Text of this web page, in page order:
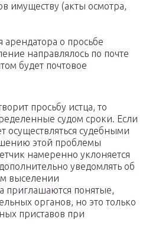
имуществу (акты осмотра,
о просьбе
направлялось по почте
будет почтовое
просьбу истца, то
судом сроки. Если
осуществляться судебными
этой проблемы
намеренно уклоняется
уведомлять об
выселении
приглашаются понятые,
органов, но это только
приставов при